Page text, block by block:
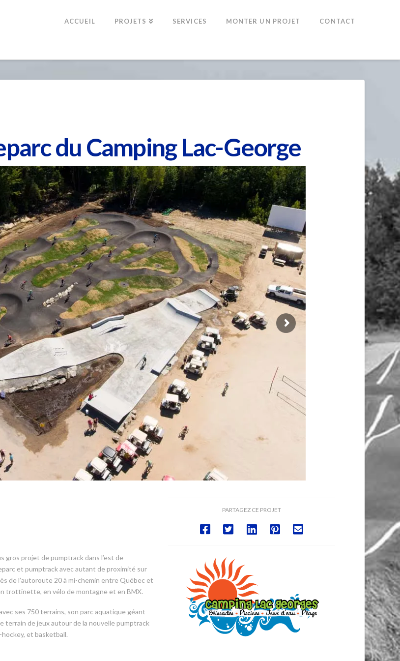
ACCUEIL PROJETS SERVICES MONTER UN PROJET CONTACT
du Camping Lac-George
gros projet de pumptrack dans l’est de
et pumptrack avec autant de proximité sur
de l’autoroute 20 à mi-chemin entre Québec et
trottinette, en vélo de montagne et en BMX.
ses 750 terrains, son parc aquatique géant
terrain de jeux autour de la nouvelle pumptrack
et basketball.
PARTAGEZ CE PROJET